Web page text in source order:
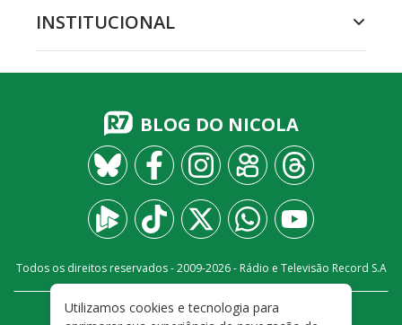
INSTITUCIONAL
BLOG DO NICOLA
Todos os direitos reservados - 2009-2026- Rádio e Televisão Record S.A
FALE CONOSCO PRIVACIDADE
Utilizamos cookies e tecnologia para